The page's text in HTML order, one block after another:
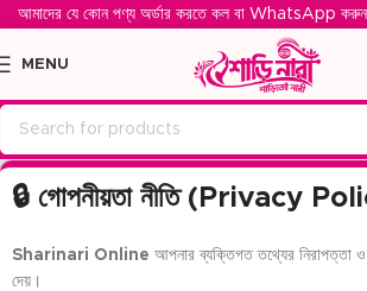
আমাদের যে কোন পণ্য অর্ডার করতে কল বা WhatsApp
MENU
🔒 গোপনীয়তা নীতি (Privacy
Sharinari Online আপনার ব্যক্তিগত তথ্যের নিরাপত্তা ও
দেয়।